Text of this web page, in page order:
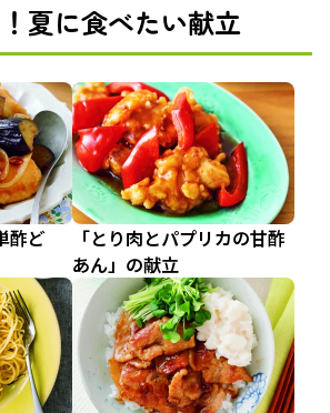
夏に食べたい献立
酢ど
「とり肉とパプリカの甘酢
あん」の献立